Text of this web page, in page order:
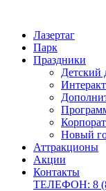
Лазертаг
Парк
Праздники
Детский
Новый
Аттракционы
Акции
Контакты
ТЕЛЕФОН: 8